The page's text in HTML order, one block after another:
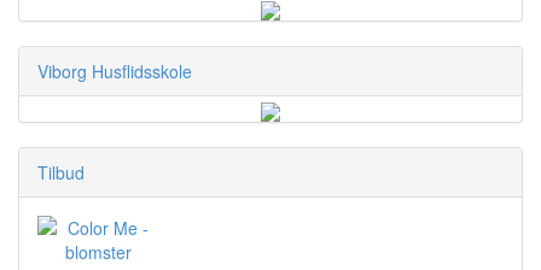
Viborg Husflidsskole
Tilbud